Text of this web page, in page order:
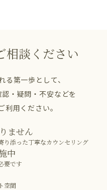
相談ください
第一歩として、
・疑問・不安などを
利用ください。
ません
り添った丁寧なカウンセリング
中
要です
空間